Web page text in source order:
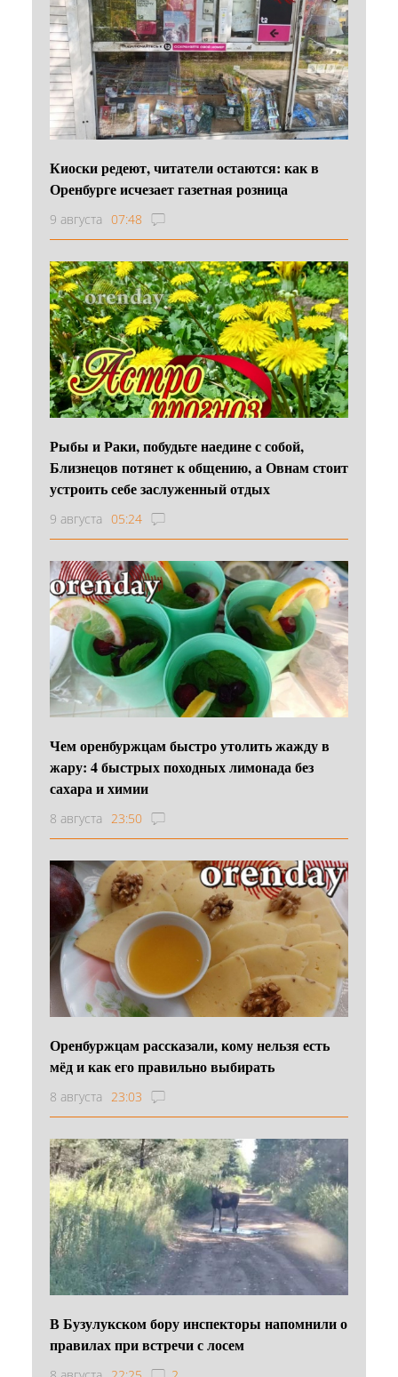
Киоски редеют, читатели остаются: как в
Оренбурге исчезает газетная розница
9 августа 07:48
Рыбы и Раки, побудьте наедине с собой,
Близнецов потянет к общению, а Овнам стоит
устроить себе заслуженный отдых
9 августа 05:24
Чем оренбуржцам быстро утолить жажду в
жару: 4 быстрых походных лимонада без
сахара и химии
8 августа 23:50
Оренбуржцам рассказали, кому нельзя есть
мёд и как его правильно выбирать
8 августа 23:03
В Бузулукском бору инспекторы напомнили о
правилах при встречи с лосем